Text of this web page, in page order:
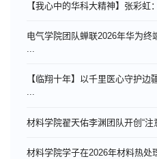
【我心中的华科大精神】张彩虹
电气学院团队蝉联2026年华为
...
【临翔十年】以千里医心守护
...
材料学院翟天佑李渊团队开创“
材料学院学子在2026年材料热处